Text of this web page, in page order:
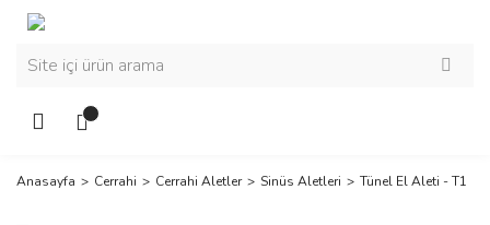
Anasayfa Cerrahi Cerrahi Aletler Sinüs Aletleri Tünel El Aleti - T1